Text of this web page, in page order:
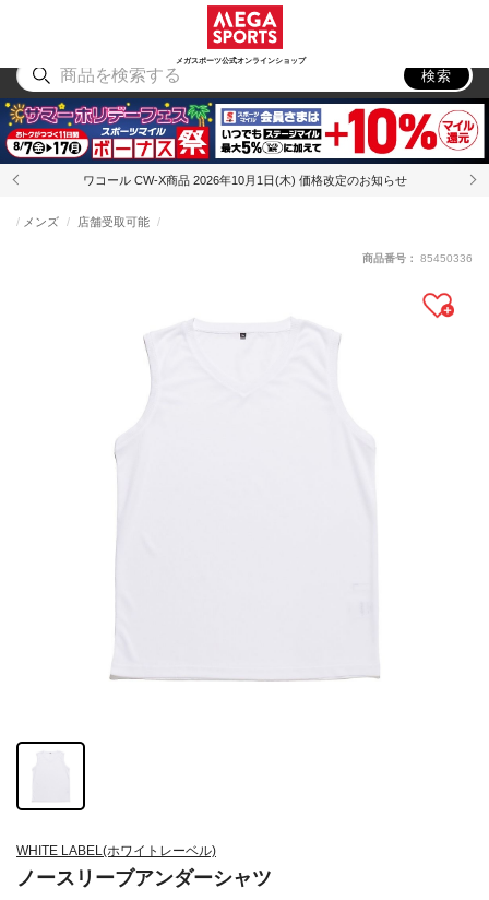
メガスポーツ公式オンラインショップ
アウトドア
検索
ワコール CW-X商品 2026年10月1日(木) 価格改定のお知らせ
WHITE LABEL(ホワイトレーベル)
ノースリーブアンダーシャツ
メンズ 店舗受取可能
商品番号： 85450336